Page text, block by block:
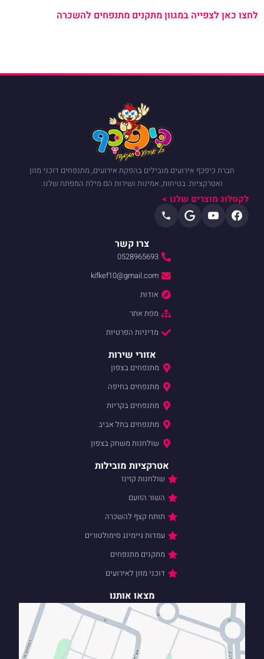
לחצו כאן לצפייה במגוון מתקנים מתנפחים להשכרה
חברת כיפכף אירועים מובילים בהפקת אירועים, מתנפחים דוכני מזון
ואטרקציות. בטיחות, אמינות ושירות הם מילת המפתח שלנו.
לקטלוג מוצרים שלנו >
צרו קשר
0528965693
kifkef10@gmail.com
אודות
מפת אתר
מדיניות הפרטיות
אזורי שירות
מתנפחים בצפון
מתנפחים בחיפה
מתנפחים בקריות
מתנפחים בתל אביב
שולחנות משחק בצפון
אטרקציות מובילות
שולחנות קזינו
השור הזועם
תותח קצף להשכרה
עמדות גיימינג סימולטורים
מתקנים מתנפחים
דוכני מזון לאירועים
מצאו אותנו